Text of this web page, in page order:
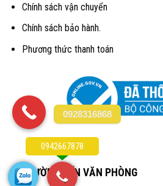
Chính sách vận chuyển
Chính sách bảo hành.
Phương thức thanh toán
CHỈ ĐƯỜNG ĐẾN VĂN PHÒNG
0928316868
0942667878